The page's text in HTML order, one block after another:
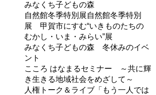
みなくち子どもの森
自然館冬季特別展自然館冬季特別
展 甲賀市にすむ“いきものたちの
むかし・いま・みらい”展
みなくち子どもの森 冬休みのイベ
ント
こころ はなまるセミナー ～共に輝
き生きる地域社会をめざして～
人権トーク＆ライブ「もう一人では